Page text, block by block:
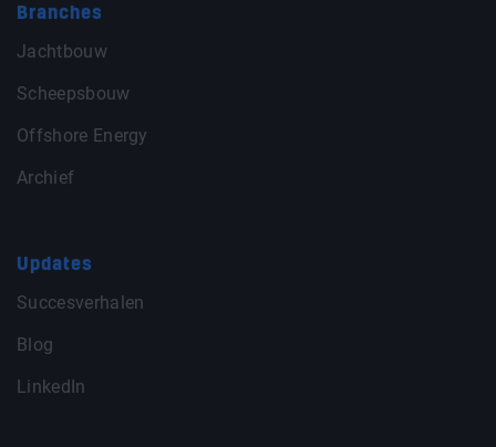
Branches
Jachtbouw
Scheepsbouw
Offshore Energy
Archief
Updates
Succesverhalen
Blog
LinkedIn